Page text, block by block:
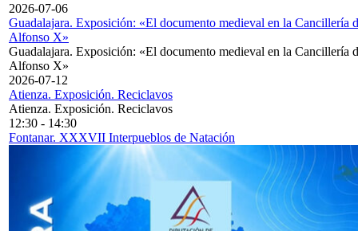
2026-07-06
Guadalajara. Exposición: «El documento medieval en la Cancillería
Alfonso X»
Guadalajara. Exposición: «El documento medieval en la Cancillería
Alfonso X»
2026-07-12
Atienza. Exposición. Reciclavos
Atienza. Exposición. Reciclavos
12:30 - 14:30
Fontanar. XXXVII Interpueblos de Natación